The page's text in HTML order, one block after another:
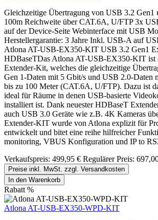
Gleichzeitige Übertragung von USB 3.2 Gen1
100m Reichweite über CAT.6A, U/FTP 3x
auf der Device-Seite Webinterface mit USB
Herstellergarantie: 3 Jahre Inkl. USB-A auf
Atlona AT-USB-EX350-KIT USB 3.2 Gen1
HDBaseTDas Atlona AT-USB-EX350-KIT ist
Extender-Kit, welches die gleichzeitige
Gen 1-Daten mit 5 Gbit/s und USB 2.0-Daten
bis zu 100 Meter (CAT.6A, U/FTP). Dazu ist
ideal für Räume in denen USB-basierte
installiert ist. Dank neuester HDBaseT
auch USB 3.0 Geräte wie z.B. 4K Kameras
Extender-KIT wurde von Atlona explizit für
entwickelt und bitet eine reihe hilfreicher
monitoring, VBUS Konfiguration und IP to
Verkaufspreis: 499,95 € Regulärer Preis:
Preise inkl. MwSt. zzgl. Versandkosten
In den Warenkorb
Rabatt %
Atlona AT-USB-EX350-WPD-KIT